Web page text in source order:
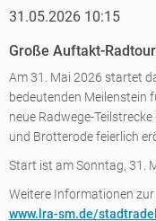
31.05.2026 10:15
Große Auftakt-
Am 31. Mai 2026 startet
bedeutenden Meilenstein
neue Radwege-
und Brotterode feierlich
Start ist am Sonntag, 31.
Weitere Informationen
www.lra-sm.de/